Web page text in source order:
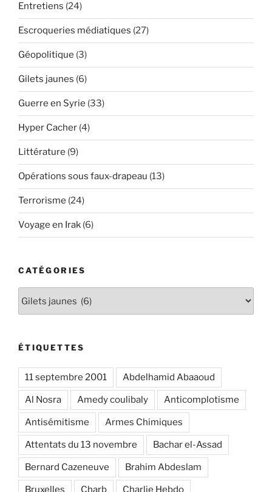
Entretiens (24)
Escroqueries médiatiques (27)
Géopolitique (3)
Gilets jaunes (6)
Guerre en Syrie (33)
Hyper Cacher (4)
Littérature (9)
Opérations sous faux-drapeau (13)
Terrorisme (24)
Voyage en Irak (6)
CATÉGORIES
ÉTIQUETTES
11 septembre 2001 Abdelhamid Abaaoud
Al Nosra Amedy coulibaly Anticomplotisme
Antisémitisme Armes Chimiques
Attentats du 13 novembre Bachar el-Assad
Bernard Cazeneuve Brahim Abdeslam
Bruxelles Charb Charlie Hebdo